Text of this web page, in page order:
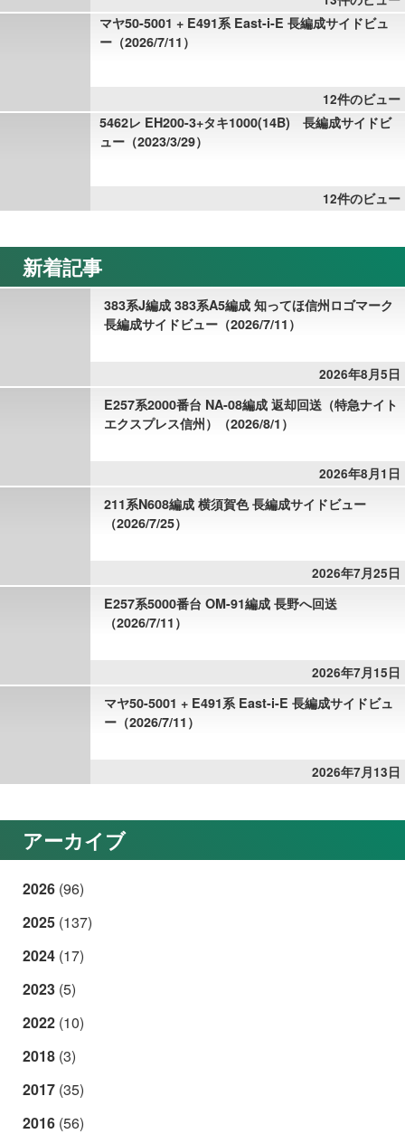
マヤ50-5001 + E491系 East-i-E 長編成サイドビュ
ー（2026/7/11）
12件のビュー
5462レ EH200-3+タキ1000(14B) 長編成サイドビ
ュー（2023/3/29）
12件のビュー
新着記事
383系J編成 383系A5編成 知ってほ信州ロゴマーク
長編成サイドビュー（2026/7/11）
2026年8月5日
E257系2000番台 NA-08編成 返却回送（特急ナイト
エクスプレス信州）（2026/8/1）
2026年8月1日
211系N608編成 横須賀色 長編成サイドビュー
（2026/7/25）
2026年7月25日
E257系5000番台 OM-91編成 長野へ回送
（2026/7/11）
2026年7月15日
マヤ50-5001 + E491系 East-i-E 長編成サイドビュ
ー（2026/7/11）
2026年7月13日
アーカイブ
2026 (96)
2025 (137)
2024 (17)
2023 (5)
2022 (10)
2018 (3)
2017 (35)
2016 (56)